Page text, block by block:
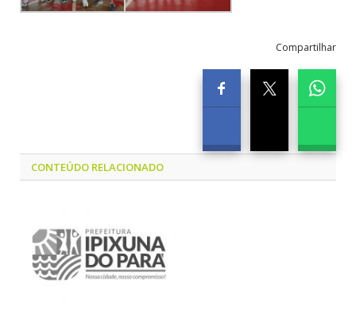
Compartilhar
CONTEÚDO RELACIONADO